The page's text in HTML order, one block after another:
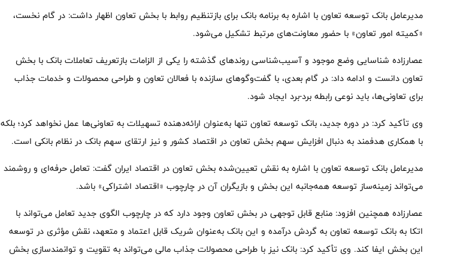
مدیرعامل بانک توسعه تعاون با اشاره به برنامه بانک برای بازتنظیم روابط با بخش تعاون اظهار داشت: در گام نخست،
«کمیته امور تعاون» با حضور معاونت‌های مرتبط تشکیل می‌شود.
عصارزاده شناسایی وضع موجود و آسیب‌شناسی روندهای گذشته را یکی از الزامات بازتعریف تعاملات بانک با بخش
تعاون دانست و ادامه داد: در گام بعدی، با گفت‌وگوهای سازنده با فعالان تعاون و طراحی محصولات و خدمات جذاب
برای تعاونی‌ها، باید نوعی رابطه برد-برد ایجاد شود.
وی تأکید کرد: در دوره جدید، بانک توسعه تعاون تنها به‌عنوان ارائه‌دهنده تسهیلات به تعاونی‌ها عمل نخواهد کرد؛ بلکه
با همکاری هدفمند به دنبال افزایش سهم بخش تعاون در اقتصاد کشور و نیز ارتقای سهم بانک در نظام بانکی است.
مدیرعامل بانک توسعه تعاون با اشاره به نقش تعیین‌شده بخش تعاون در اقتصاد ایران گفت: تعامل حرفه‌ای و روشمند
می‌تواند زمینه‌ساز توسعه همه‌جانبه این بخش و بازیگران آن در چارچوب «اقتصاد اشتراکی» باشد.
عصارزاده همچنین افزود: منابع قابل توجهی در بخش تعاون وجود دارد که در چارچوب الگوی جدید تعامل می‌تواند با
اتکا به بانک توسعه تعاون به گردش درآمده و این بانک به‌عنوان شریک قابل اعتماد و متعهد، نقش مؤثری در توسعه
این بخش ایفا کند. وی تأکید کرد: بانک نیز با طراحی محصولات جذاب مالی می‌تواند به تقویت و توانمندسازی بخش